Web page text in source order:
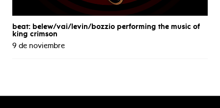
beat: belew/vai/levin/bozzio performing the music of
king crimson
9 de noviembre